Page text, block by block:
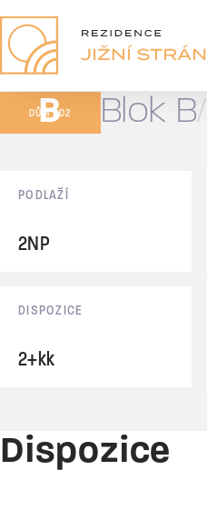
DŮM BD2
B Blok B
Základní údaje
PODLAŽÍ
2NP
DISPOZICE
2+kk
Dispozice
B07
66,36 m²
Prodáno